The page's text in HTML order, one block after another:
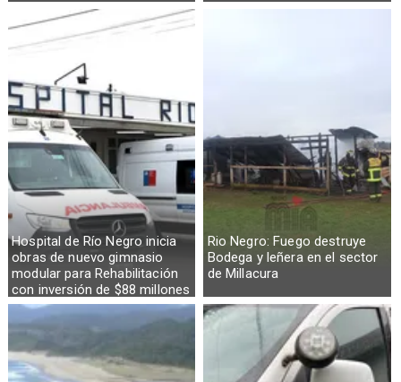
Hospital de Río Negro inicia
obras de nuevo gimnasio
modular para Rehabilitación
con inversión de $88 millones
Rio Negro: Fuego destruye
Bodega y leñera en el sector
de Millacura